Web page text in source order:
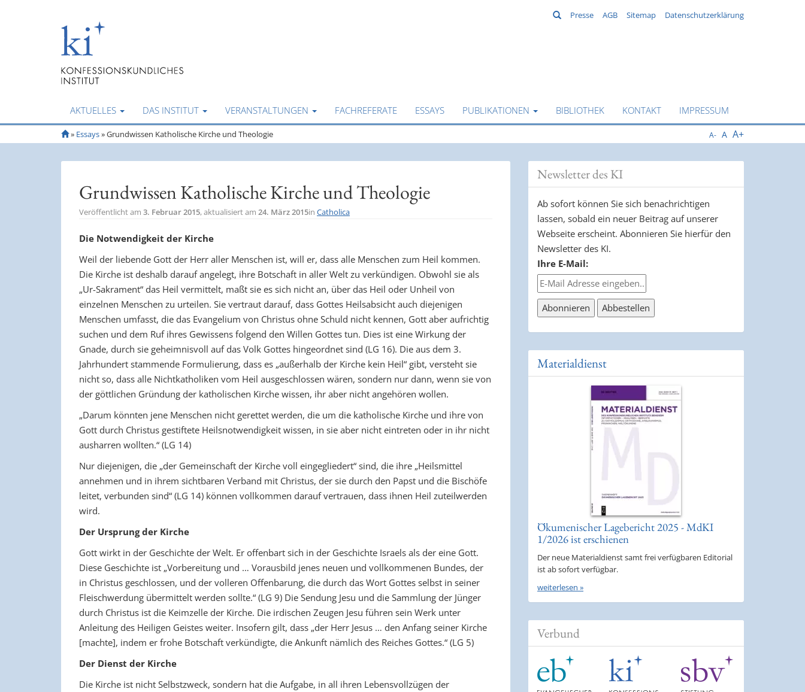
Suchen
Presse AGB Sitemap Datenschutzerklärung
AKTUELLES DAS INSTITUT VERANSTALTUNGEN FACHREFERATE ESSAYS PUBLIKATIONEN BIBLIOTHEK KONTAKT IMPRESSUM
S
t
» Essays»Grundwissen Katholische Kirche und Theologie A- A A+
Grundwissen Katholische Kirche und Theologie
Veröffentlicht am 3. Februar 2015, aktualisiert am 24. März 2015in Catholica
Die Notwendigkeit der Kirche
Weil der liebende Gott der Herr aller Menschen ist, will er, dass alle Menschen zum Heil kommen.
Die Kirche ist deshalb darauf angelegt, ihre Botschaft in aller Welt zu verkündigen. Obwohl sie als
„Ur-Sakrament“ das Heil vermittelt, maßt sie es sich nicht an, über das Heil oder Unheil von
einzelnen Menschen zu urteilen. Sie vertraut darauf, dass Gottes Heilsabsicht auch diejenigen
Menschen umfasst, die das Evangelium von Christus ohne Schuld nicht kennen, Gott aber aufrichtig
suchen und dem Ruf ihres Gewissens folgend den Willen Gottes tun. Dies ist eine Wirkung der
Gnade, durch sie geheimnisvoll auf das Volk Gottes hingeordnet sind (LG 16). Die aus dem 3.
Jahrhundert stammende Formulierung, dass es „außerhalb der Kirche kein Heil“ gibt, versteht sie
nicht so, dass alle Nichtkatholiken vom Heil ausgeschlossen wären, sondern nur dann, wenn sie von
der göttlichen Gründung der katholischen Kirche wissen, ihr aber nicht angehören wollen.
„Darum könnten jene Menschen nicht gerettet werden, die um die katholische Kirche und ihre von
Gott durch Christus gestiftete Heilsnotwendigkeit wissen, in sie aber nicht eintreten oder in ihr nicht
ausharren wollten.“ (LG 14)
Nur diejenigen, die „der Gemeinschaft der Kirche voll eingegliedert“ sind, die ihre „Heilsmittel
annehmen und in ihrem sichtbaren Verband mit Christus, der sie durch den Papst und die Bischöfe
leitet, verbunden sind“ (LG 14) können vollkommen darauf vertrauen, dass ihnen Heil zuteilwerden
wird.
Der Ursprung der Kirche
Gott wirkt in der Geschichte der Welt. Er offenbart sich in der Geschichte Israels als der eine Gott.
Diese Geschichte ist „Vorbereitung und … Vorausbild jenes neuen und vollkommenen Bundes, der
in Christus geschlossen, und der volleren Offenbarung, die durch das Wort Gottes selbst in seiner
Fleischwerdung übermittelt werden sollte.“ (LG 9) Die Sendung Jesu und die Sammlung der Jünger
durch Christus ist die Keimzelle der Kirche. Die irdischen Zeugen Jesu führen sein Werk unter
Anleitung des Heiligen Geistes weiter. Insofern gilt, dass „der Herr Jesus … den Anfang seiner Kirche
[machte], indem er frohe Botschaft verkündigte, die Ankunft nämlich des Reiches Gottes.“ (LG 5)
Der Dienst der Kirche
Die Kirche ist nicht Selbstzweck, sondern hat die Aufgabe, in all ihren Lebensvollzügen der
Newsletter des KI
Ab sofort können Sie sich benachrichtigen
lassen, sobald ein neuer Beitrag auf unserer
Webseite erscheint. Abonnieren Sie hierfür den
Newsletter des KI.
Ihre E-Mail:
Materialdienst
Ökumenischer Lagebericht 2025 - MdKI
1/2026 ist erschienen
Der neue Materialdienst samt frei verfügbaren Editorial
ist ab sofort verfügbar.
weiterlesen »
Verbund